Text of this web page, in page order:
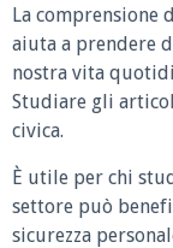
La
aiuta a prendere
nostra vita
Studiare gli
civica.
È utile per chi
settore può
sicurezza